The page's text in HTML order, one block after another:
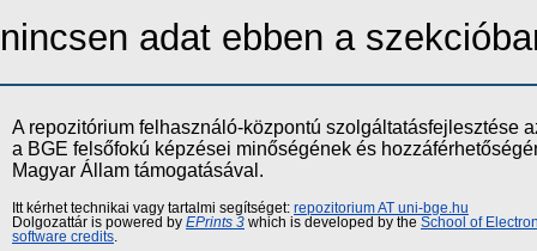
nincsen adat ebben a
A repozitórium felhasználó-központú szolgáltatásfejlesztése
a BGE felsőfokú képzései minőségének és
Magyar Állam támogatásával.
Itt kérhet technikai vagy tartalmi segítséget: repozitorium AT uni-bge.hu
Dolgozattár is powered by EPrints 3 which is developed by the School of
software credits